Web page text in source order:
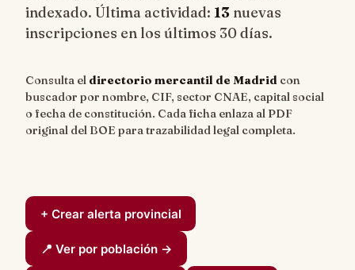
indexado. Última actividad: 13 nuevas
inscripciones en los últimos 30 días.
Consulta el directorio mercantil de Madrid con
buscador por nombre, CIF, sector CNAE, capital social
o fecha de constitución. Cada ficha enlaza al PDF
original del BOE para trazabilidad legal completa.
+ Crear alerta provincial
📍 Ver por población →